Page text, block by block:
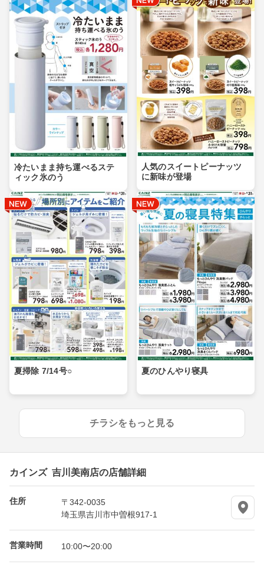
冷たいまま持ち運べるステ
ィック氷のう
人気のスイートピーナッツ
に新味が登場
夏掃除 7/14号○ 夏のひんやり寝具
チラシをもっと見る
カインズ 吉川美南店の店舗詳細
住所
〒342-0035
埼玉県吉川市中曽根917-1
営業時間 10:00〜20:00